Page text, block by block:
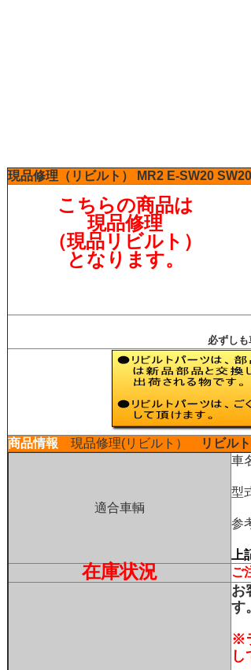
現品修理（リビルト） MR2 E-SW20 SW20
こちらの商品は
現品修理
（現品リビルト）
となります。
必ずし
商品情報 現品修理(リビルト） リビル
適合車輌
車
型
参
在庫状況 ご
お
す。
※
し